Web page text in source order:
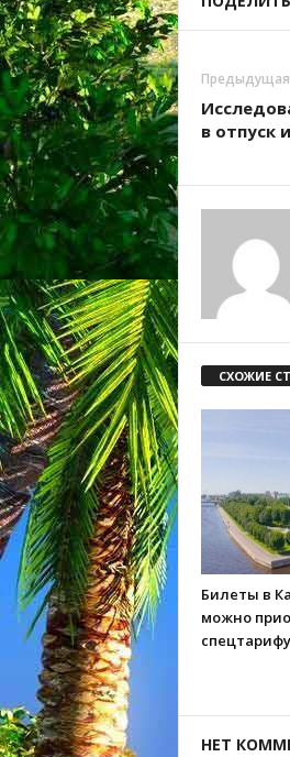
Предыдущая
в отпуск
СХОЖИЕ
Билеты в
можно
спецтарифу
НЕТ